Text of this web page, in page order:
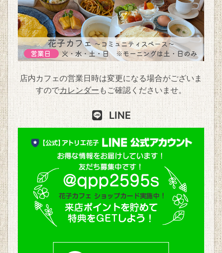
店内カフェの営業日時は変更になる場合がございま
すのでカレンダーもご確認くださいませ。
LINE